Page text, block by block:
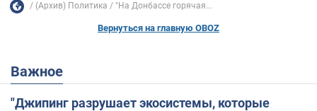
(Архив) Политика "На Донбассе горячая...
Вернуться на главную OBOZ
Важное
"Джипинг разрушает экосистемы, которые